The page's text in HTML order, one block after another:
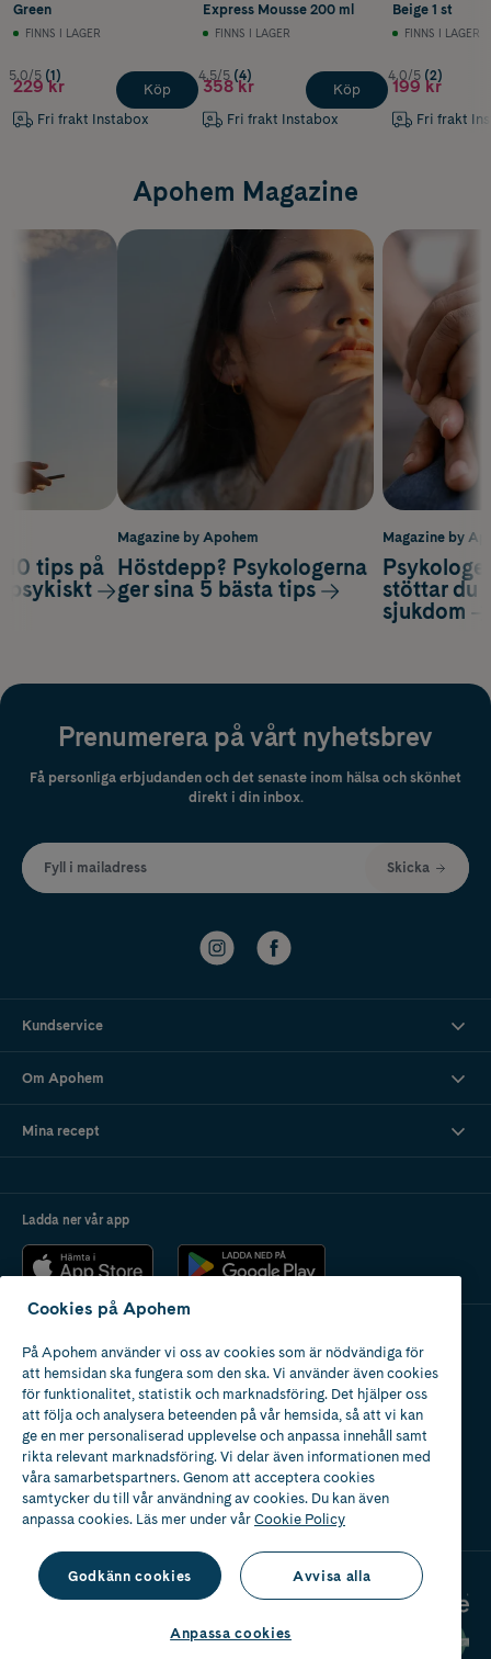
Green
FINNS I LAGER
5.0/5 (1)
229 kr
Fri frakt Instabox
Köp
Express Mousse 200 ml
FINNS I LAGER
4.5/5 (4)
358 kr
Fri frakt Instabox
Köp
Beige 1 st
FINNS I LAGER
4.0/5 (2)
199 kr
Fri frakt
Apohem Magazine
Magazine by
stöttar du
sjukdom
10 tips på
psykiskt
Magazine by Apohem
Höstdepp? Psykologerna
ger sina 5 bästa tips
Prenumerera på vårt nyhetsbrev
Få personliga erbjudanden och det senaste inom hälsa och skönhet
direkt i din inbox.
Fyll i mailadress Skicka
Kundservice
Om Apohem
Mina recept
Ladda ner vår app
Apotek med tillstånd
av Läkemedelsverket
Cookies på Apohem
På Apohem använder vi oss av cookies som är nödvändiga för
att hemsidan ska fungera som den ska. Vi använder även cookies
för funktionalitet, statistik och marknadsföring. Det hjälper oss
att följa och analysera beteenden på vår hemsida, så att vi kan
ge en mer personaliserad upplevelse och anpassa innehåll samt
rikta relevant marknadsföring. Vi delar även informationen med
våra samarbetspartners. Genom att acceptera cookies
samtycker du till vår användning av cookies. Du kan även
anpassa cookies. Läs mer under vårCookie Policy
Godkänn cookies Avvisa alla
Anpassa cookies